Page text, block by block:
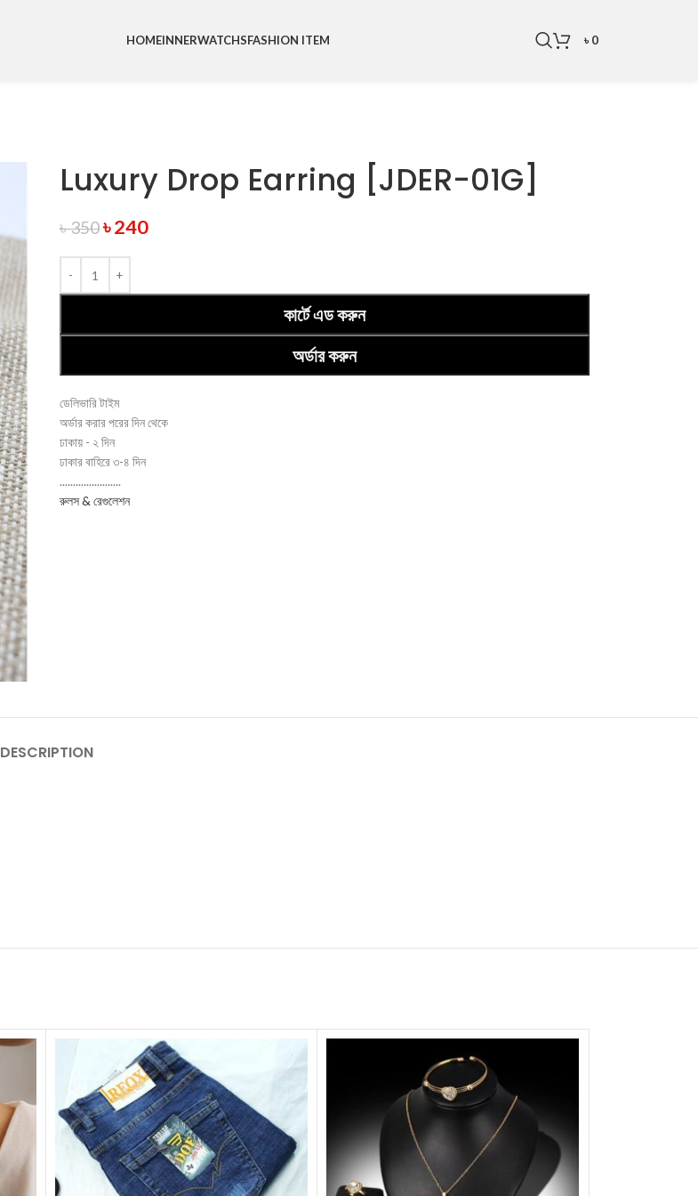
HOMEINNERWATCHSFASHION ITEM ৳0
Luxury Drop Earring [JDER-01G]
৳350৳240
কার্টে এড করুন
অর্ডার করুন
ডেলিভারি টাইম
অর্ডার করার পরের দিন থেকে
ঢাকায় - ২ দিন
ঢাকার বাহিরে ৩-৪ দিন
.......................
রুলস & রেগুলেশন
DESCRIPTION